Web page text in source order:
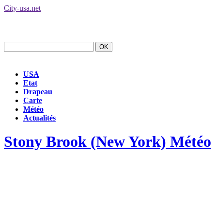
City-usa.net
USA
Etat
Drapeau
Carte
Météo
Actualités
Stony Brook (New York) Météo